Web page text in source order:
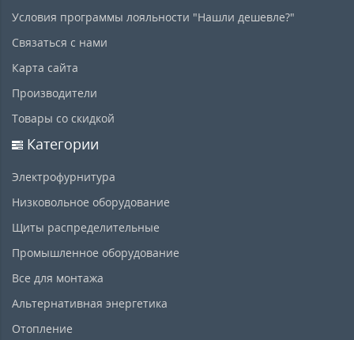
Условия программы лояльности "Нашли дешевле?"
Связаться с нами
Карта сайта
Производители
Товары со скидкой
Категории
Электрофурнитура
Низковольное оборудование
Щиты распределительные
Промышленное оборудование
Все для монтажа
Альтернативная энергетика
Отопление